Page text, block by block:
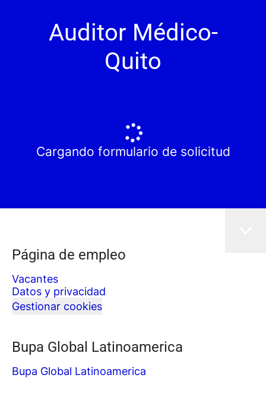
Auditor Médico-
Quito
Cargando formulario de solicitud
Página de empleo
Vacantes
Datos y privacidad
Gestionar cookies
Bupa Global Latinoamerica
Bupa Global Latinoamerica